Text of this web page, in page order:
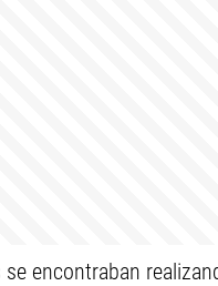
encontraban